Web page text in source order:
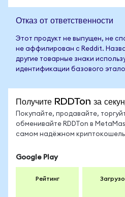
Отказ от ответственности
Этот продукт не выпущен, не
не аффилирован с Reddit.
другие товарные знаки
идентификации базового
Получите RDDTon за
Покупайте, продавайте,
обменивайте RDDTon в
самом надёжном
Google Play
Рейтинг